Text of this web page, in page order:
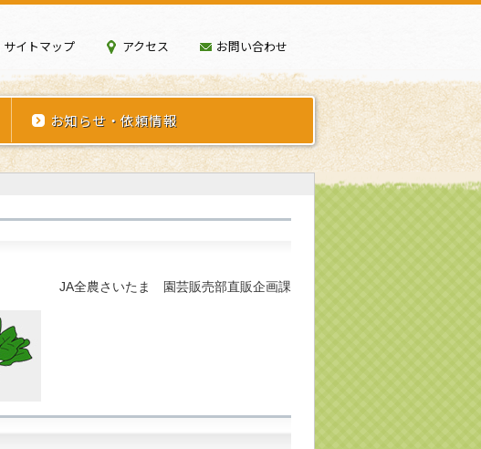
サイトマップ アクセス お問い合わせ
お知らせ・依頼情報
JA全農さいたま 園芸販売部直販企画課